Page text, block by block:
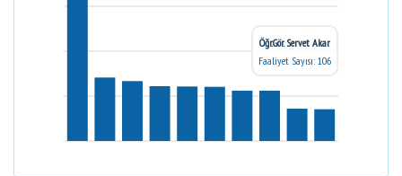
Öğr.Gör. Servet Akar
Faaliyet Sayısı: 106